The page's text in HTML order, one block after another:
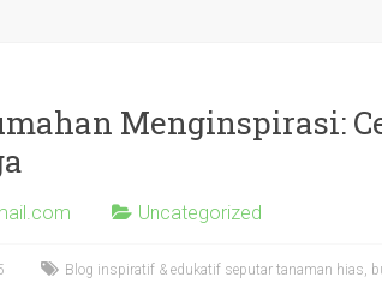
Menginspirasi:
Uncategorized
Blog inspiratif & edukatif seputar tanaman hias,